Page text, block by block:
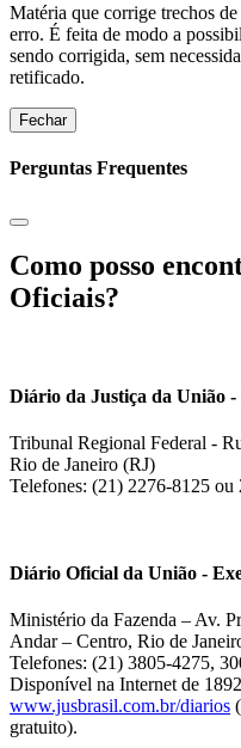
Matéria que corrige trechos
erro. É feita de modo a
sendo corrigida, sem
retificado.
Fechar
Perguntas Frequentes
Como posso
Oficiais?
Diário da Justiça da União -
Tribunal Regional Federal -
Rio de Janeiro (RJ)
Telefones: (21) 2276-8125 ou
Diário Oficial da União -
Ministério da Fazenda – Av.
Andar – Centro, Rio de
Telefones: (21) 3805-4275,
Disponível na Internet de
www.jusbrasil.com.br/diarios
gratuito).